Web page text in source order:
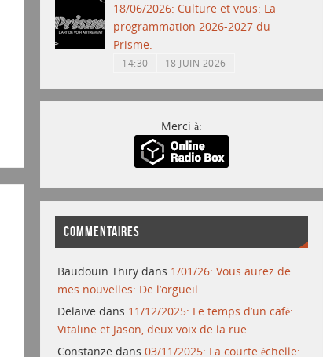
18/06/2026: Culture et vous: La
programmation 2026-2027 du
Prisme.
14:30 18 JUIN 2026
Merci à:
COMMENTAIRES
Baudouin Thiry dans 1/01/26: Vous aurez de
mes nouvelles: De l’orgueil
Delaive dans 11/12/2025: Le temps d’un café:
Vitaline et Jason, deux voix de la rue.
Constanze dans03/11/2025: La courte échelle: